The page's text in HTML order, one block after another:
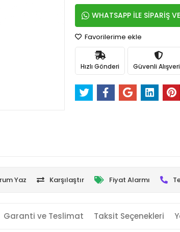
WHATSAPP İLE SİPARİŞ
Favorilerime ekle
Hızlı Gönderi Güvenli
Yaz Karşılaştır Fiyat Alarmı
Garanti ve Teslimat Taksit Seçenekleri